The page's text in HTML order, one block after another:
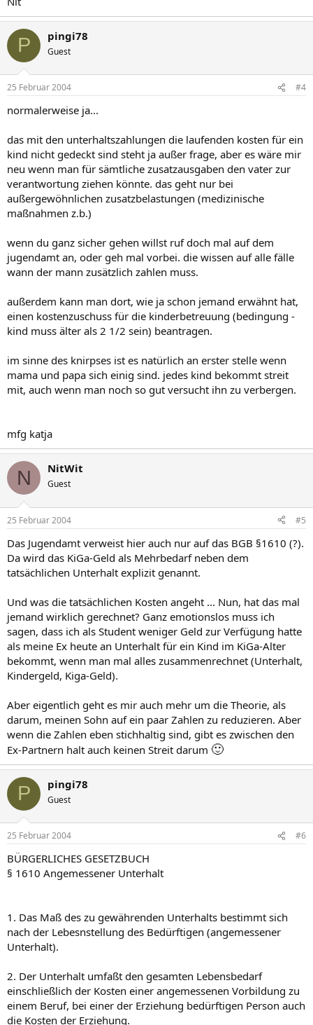
P pingi78
Guest
25 Februar 2004 #4
normalerweise ja...
das mit den unterhaltszahlungen die laufenden kosten für ein
kind nicht gedeckt sind steht ja außer frage, aber es wäre mir
neu wenn man für sämtliche zusatzausgaben den vater zur
verantwortung ziehen könnte. das geht nur bei
außergewöhnlichen zusatzbelastungen (medizinische
maßnahmen z.b.)
wenn du ganz sicher gehen willst ruf doch mal auf dem
jugendamt an, oder geh mal vorbei. die wissen auf alle fälle
wann der mann zusätzlich zahlen muss.
außerdem kann man dort, wie ja schon jemand erwähnt hat,
einen kostenzuschuss für die kinderbetreuung (bedingung -
kind muss älter als 2 1/2 sein) beantragen.
im sinne des knirpses ist es natürlich an erster stelle wenn
mama und papa sich einig sind. jedes kind bekommt streit
mit, auch wenn man noch so gut versucht ihn zu verbergen.
mfg katja
N NitWit
Guest
25 Februar 2004 #5
Das Jugendamt verweist hier auch nur auf das BGB §1610 (?).
Da wird das KiGa-Geld als Mehrbedarf neben dem
tatsächlichen Unterhalt explizit genannt.
Und was die tatsächlichen Kosten angeht ... Nun, hat das mal
jemand wirklich gerechnet? Ganz emotionslos muss ich
sagen, dass ich als Student weniger Geld zur Verfügung hatte
als meine Ex heute an Unterhalt für ein Kind im KiGa-Alter
bekommt, wenn man mal alles zusammenrechnet (Unterhalt,
Kindergeld, Kiga-Geld).
Aber eigentlich geht es mir auch mehr um die Theorie, als
darum, meinen Sohn auf ein paar Zahlen zu reduzieren. Aber
wenn die Zahlen eben stichhaltig sind, gibt es zwischen den
Ex-Partnern halt auch keinen Streit darum 🙂
P pingi78
Guest
25 Februar 2004 #6
BÜRGERLICHES GESETZBUCH
§ 1610 Angemessener Unterhalt
1. Das Maß des zu gewährenden Unterhalts bestimmt sich
nach der Lebesnstellung des Bedürftigen (angemessener
Unterhalt).
2. Der Unterhalt umfaßt den gesamten Lebensbedarf
einschließlich der Kosten einer angemessenen Vorbildung zu
einem Beruf, bei einer der Erziehung bedürftigen Person auch
die Kosten der Erziehung.